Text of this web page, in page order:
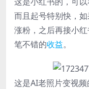
而且起号特别快，
涨粉，之后再接小
笔不错的收益。
这是AI老照片变视